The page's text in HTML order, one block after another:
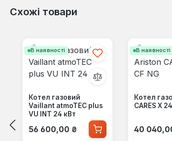
Схожі товари
В наявності
Котел газовий
Vaillant atmoTEC plus
VU INT 24 кВт
Звичайна ціна:
56 600,00 ₴
В наявності
Котел
CARES X
40